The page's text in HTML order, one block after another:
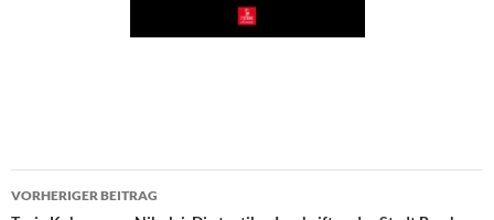
Beitragsnavigation
VORHERIGER BEITRAG